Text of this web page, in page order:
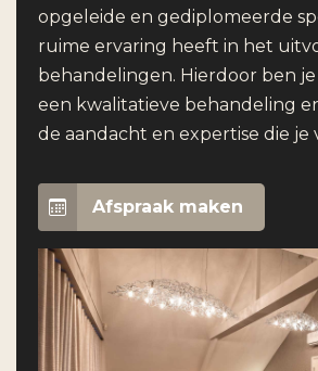
opgeleide en gediplomeerde
ruime ervaring heeft in het
behandelingen. Hierdoor ben
een kwalitatieve behandeling
de aandacht en expertise die je
Afspraak maken